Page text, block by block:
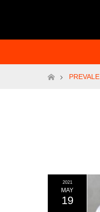
ホームPREVALE
2021
MAY
19